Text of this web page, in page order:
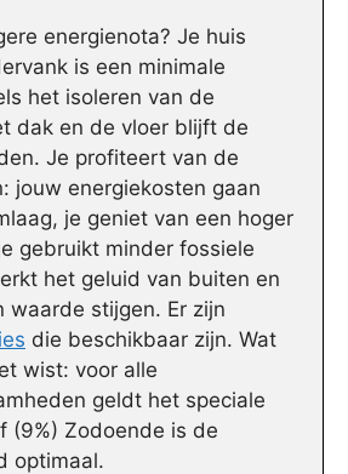
energienota? Je huis
is een minimale
het isoleren van de
dak en de vloer blijft de
Je profiteert van de
jouw energiekosten gaan
je geniet van een hoger
gebruikt minder fossiele
het geluid van buiten en
waarde stijgen. Er zijn
die beschikbaar zijn. Wat
wist: voor alle
geldt het speciale
(9%) Zodoende is de
optimaal.